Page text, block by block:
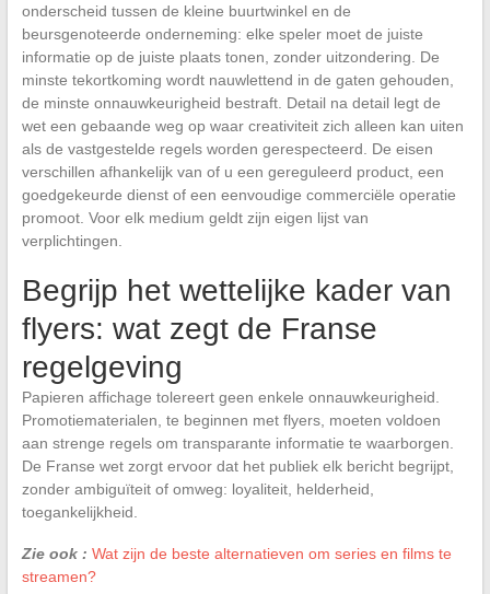
onderscheid tussen de kleine buurtwinkel en de
beursgenoteerde onderneming: elke speler moet de juiste
informatie op de juiste plaats tonen, zonder uitzondering. De
minste tekortkoming wordt nauwlettend in de gaten gehouden,
de minste onnauwkeurigheid bestraft. Detail na detail legt de
wet een gebaande weg op waar creativiteit zich alleen kan uiten
als de vastgestelde regels worden gerespecteerd. De eisen
verschillen afhankelijk van of u een gereguleerd product, een
goedgekeurde dienst of een eenvoudige commerciële operatie
promoot. Voor elk medium geldt zijn eigen lijst van
verplichtingen.
Begrijp het wettelijke kader van
flyers: wat zegt de Franse
regelgeving
Papieren affichage tolereert geen enkele onnauwkeurigheid.
Promotiematerialen, te beginnen met flyers, moeten voldoen
aan strenge regels om transparante informatie te waarborgen.
De Franse wet zorgt ervoor dat het publiek elk bericht begrijpt,
zonder ambiguïteit of omweg: loyaliteit, helderheid,
toegankelijkheid.
Zie ook : Wat zijn de beste alternatieven om series en films te
streamen?